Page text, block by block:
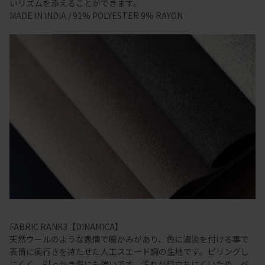
いリズムを添えることができます。
MADE IN INDIA / 91% POLYESTER 9% RAYON
FABRIC RANK3【DINAMICA】
天然ウールのような表情で暖かみがあり、色に濃淡を付ける事で
表情に奥行きを持たせた人工スエード調の生地です。ピリングし